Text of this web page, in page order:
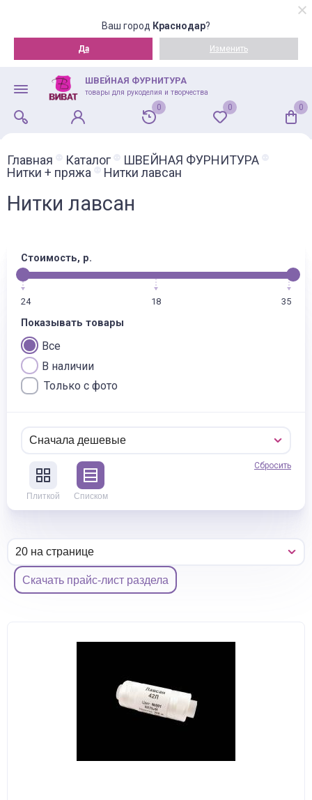
Ваш город Краснодар?
Да Изменить
ШВЕЙНАЯ ФУРНИТУРА
товары для рукоделия и творчества
0 0 0
Главная Каталог
ШВЕЙНАЯ ФУРНИТУРА
Нитки + пряжа
Нитки лавсан
Нитки лавсан
Стоимость, р.
24 18 35
Показывать товары
Все
В наличии
Только с фото
Плиткой Списком
Сбросить
Скачать прайс-лист раздела